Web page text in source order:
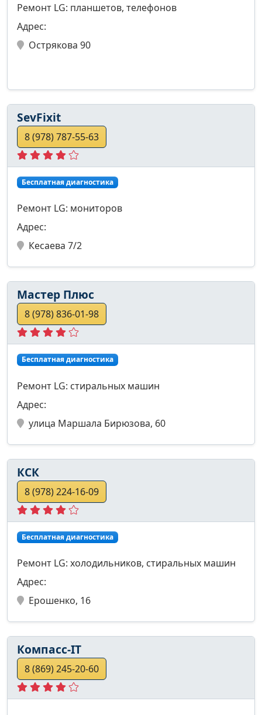
Ремонт LG: планшетов, телефонов
Адрес:
Острякова 90
SevFixit
8 (978) 787-55-63
Бесплатная диагностика
Ремонт LG: мониторов
Адрес:
Кесаева 7/2
Мастер Плюс
8 (978) 836-01-98
Бесплатная диагностика
Ремонт LG: стиральных машин
Адрес:
улица Маршала Бирюзова, 60
КСК
8 (978) 224-16-09
Бесплатная диагностика
Ремонт LG: холодильников, стиральных машин
Адрес:
Ерошенко, 16
Компасс-IТ
8 (869) 245-20-60